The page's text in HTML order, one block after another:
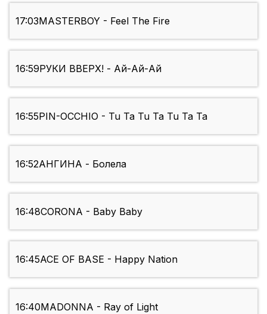
17:03MASTERBOY - Feel The Fire
16:59РУКИ ВВЕРХ! - Ай-Ай-Ай
16:55PIN-OCCHIO - Tu Ta Tu Ta Tu Ta Ta
16:52АНГИНА - Болела
16:48CORONA - Baby Baby
16:45ACE OF BASE - Happy Nation
16:40MADONNA - Ray of Light